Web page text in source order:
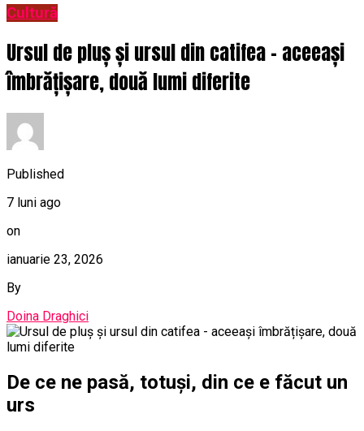
Cultură
Ursul de pluș și ursul din catifea – aceeași
îmbrățișare, două lumi diferite
Published
7 luni ago
on
ianuarie 23, 2026
By
Doina Draghici
De ce ne pasă, totuși, din ce e făcut un
urs